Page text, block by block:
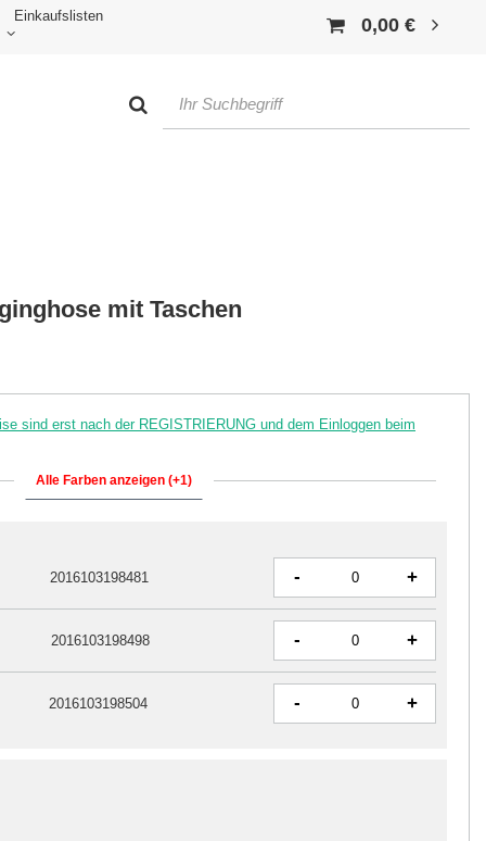
Einkaufslisten 0,00 €
mit Taschen
sind erst nach der REGISTRIERUNG und dem Einloggen beim
Alle Farben anzeigen (+1)
2016103198481 - +
2016103198498 - +
2016103198504 - +